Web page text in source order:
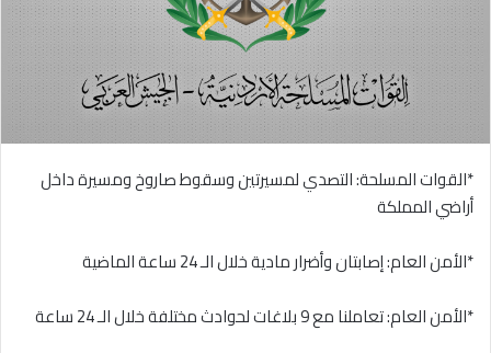
*القوات المسلحة: التصدي لمسيرتين وسقوط صاروخ ومسيرة داخل
أراضي المملكة
*الأمن العام: إصابتان وأضرار مادية خلال الـ 24 ساعة الماضية
*الأمن العام: تعاملنا مع 9 بلاغات لحوادث مختلفة خلال الـ 24 ساعة